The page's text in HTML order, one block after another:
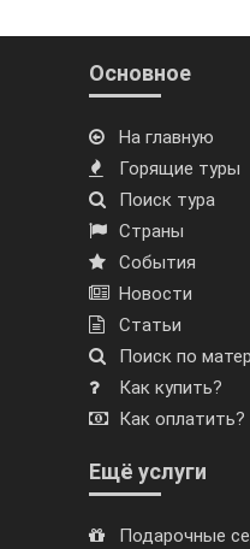
Основное
На главную
Горящие туры
Поиск тура
Страны
События
Новости
Статьи
Поиск по
Как купить?
Как оплатить?
Ещё услуги
Подарочные